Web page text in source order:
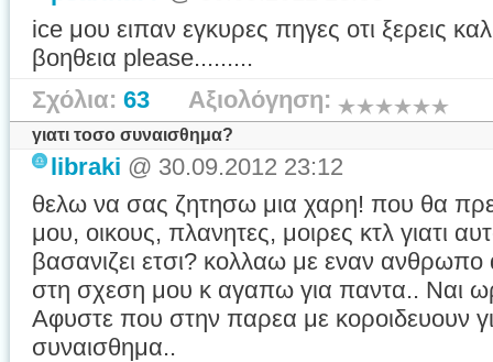
ice μου ειπαν εγκυρες πηγες οτι ξερεις
βοηθεια please.........
Σχόλια: 63 Αξιολόγηση:
γιατι τοσο συναισθημα?
libraki @ 30.09.2012 23:12
θελω να σας ζητησω μια χαρη! που θα
μου, οικους, πλανητες, μοιρες κτλ γιατι
βασανιζει ετσι? κολλαω με εναν
στη σχεση μου κ αγαπω για παντα.. Ναι
Αφυστε που στην παρεα με κοροιδευουν
συναισθημα..